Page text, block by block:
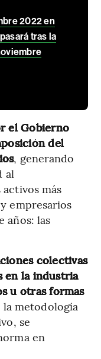
2022 en
tras la
el Gobierno
del
, generando
al
más
empresarios
años: las
colectivas
en la industria
u otras formas
la metodología
se
en